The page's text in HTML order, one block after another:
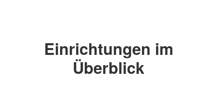
Einrichtungen im
Überblick